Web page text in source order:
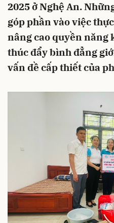
2025 ở Nghệ An.
góp phần vào việc
nâng cao quyền năng
thúc đẩy bình đẳng
vấn đề cấp thiết của